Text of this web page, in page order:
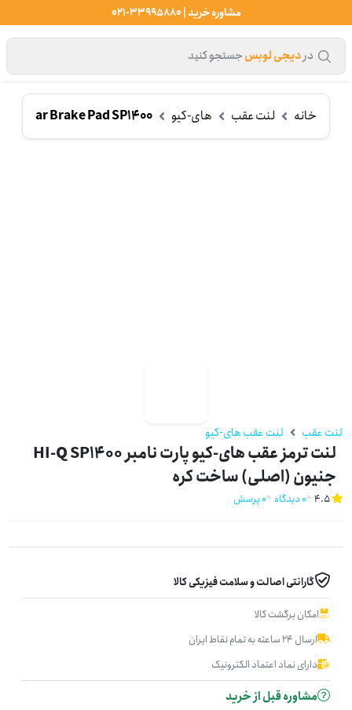
مشاوره خرید | 33995880-021
دردیجی لوبسجستجو کنید
خانه لنت عقب های-کیو Q Rear Brake Pad SP1400
لنت عقب لنت عقب های-کیو
لنت ترمز عقب های-کیو پارت نامبر HI-Q SP1400
جنیون (اصلی) ساخت کره
4.5 0 دیدگاه 0 پرسش
گارانتی اصالت و سلامت فیزیکی کالا
امکان برگشت کالا
ارسال ۲۴ ساعته به تمام نقاط ایران
دارای نماد اعتماد الکترونیک
مشاوره قبل از خرید